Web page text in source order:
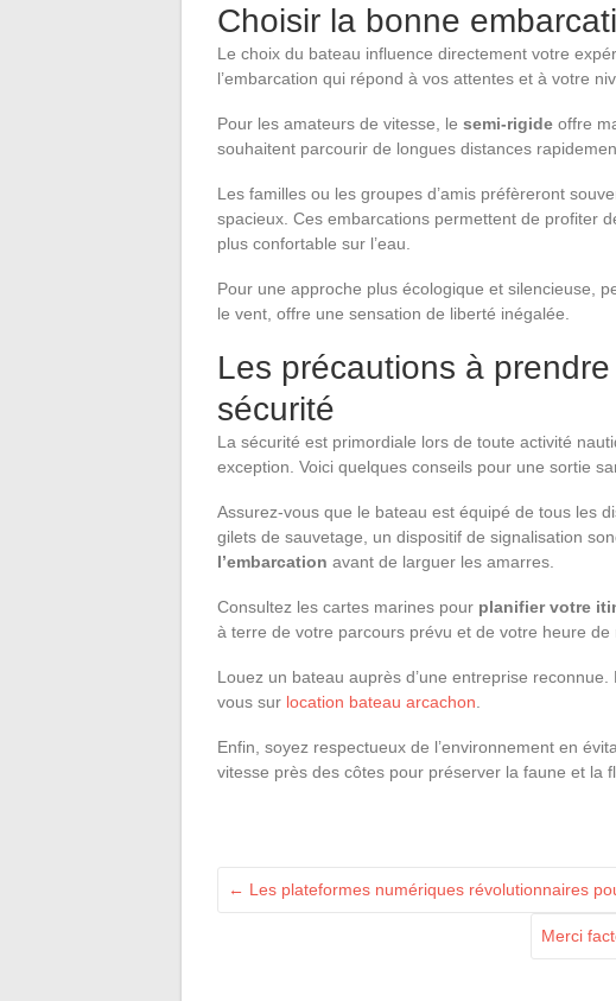
Choisir la bonne
Le choix du bateau influence directement votre
l’embarcation qui répond à vos attentes et à votre
Pour les amateurs de vitesse, le semi-rigide offre
souhaitent parcourir de longues distances
Les familles ou les groupes d’amis préfèreront
spacieux. Ces embarcations permettent de profiter
plus confortable sur l’eau.
Pour une approche plus écologique et silencieuse,
le vent, offre une sensation de liberté inégalée.
Les précautions à
sécurité
La sécurité est primordiale lors de toute activité
exception. Voici quelques conseils pour une sortie
Assurez-vous que le bateau est équipé de tous les
gilets de sauvetage, un dispositif de signalisation
l’embarcation avant de larguer les amarres.
Consultez les cartes marines pour planifier votre
à terre de votre parcours prévu et de votre heure de
Louez un bateau auprès d’une entreprise
vous sur location bateau arcachon
Enfin, soyez respectueux de l’environnement en
vitesse près des côtes pour préserver la faune et la
← Les plateformes numériques révolutionnaires
Merci